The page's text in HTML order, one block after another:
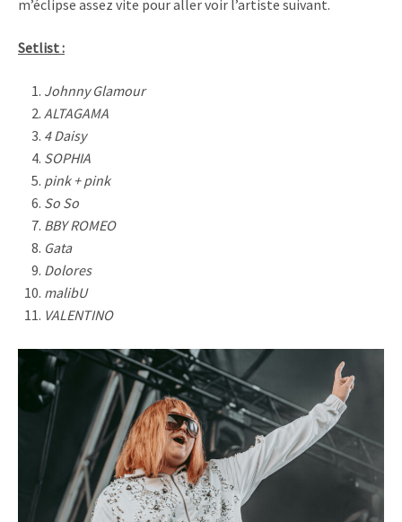
m’éclipse assez vite pour aller voir l’artiste suivant.
Setlist :
Johnny Glamour
ALTAGAMA
4 Daisy
SOPHIA
pink + pink
So So
BBY ROMEO
Gata
Dolores
malibU
VALENTINO